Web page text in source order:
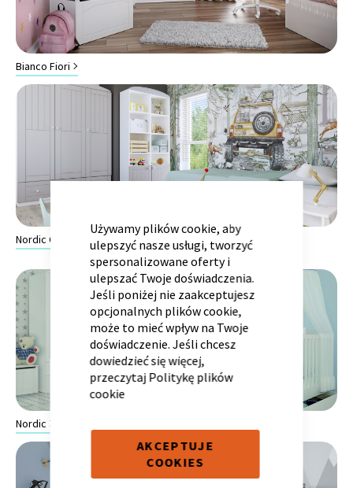
CLOSE
COOKIE
BAR
Używamy plików cookie, aby
ulepszyć nasze usługi, tworzyć
spersonalizowane oferty i
ulepszać Twoje doświadczenia.
Jeśli poniżej nie zaakceptujesz
opcjonalnych plików cookie,
może to mieć wpływ na Twoje
doświadczenie. Jeśli chcesz
dowiedzieć się więcej,
przeczytaj Politykę plików
cookie
AKCEPTUJE
COOKIES
Bianco Fiori
Nordic Grey
Nordic
Kontenerek Półka i szafka wisząca
Toaletka Skrzynia i stolik
Krzesło i fotel